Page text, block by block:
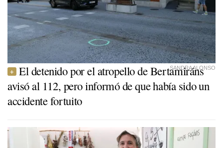
SANDRA ALONSO
El detenido por el atropello de Bertamiráns
avisó al 112, pero informó de que había sido un
accidente fortuito